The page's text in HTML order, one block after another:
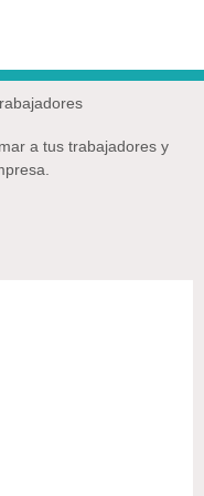
a tus trabajadores y